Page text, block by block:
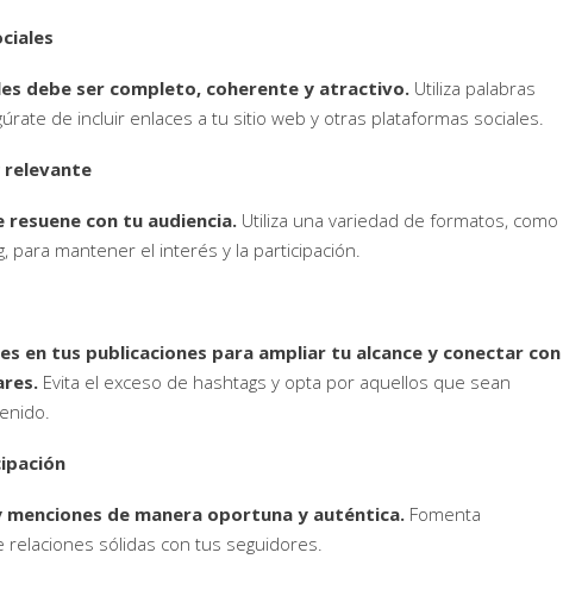
debe ser completo, coherente y atractivo. Utiliza palabras
de incluir enlaces a tu sitio web y otras plataformas sociales.
relevante
con tu audiencia. Utiliza una variedad de formatos, como
para mantener el interés y la participación.
en tus publicaciones para ampliar tu alcance y conectar con
Evita el exceso de hashtags y opta por aquellos que sean
menciones de manera oportuna y auténtica. Fomenta
relaciones sólidas con tus seguidores.